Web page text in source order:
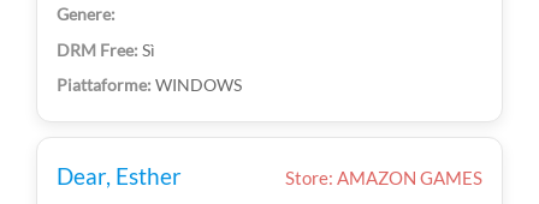
Sì
WINDOWS
Dear, Esther Store: AMAZON GAMES